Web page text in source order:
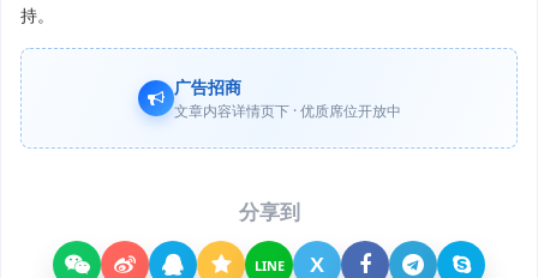
持。
广告招商
文章内容详情页下 · 优质席位开放中
分享到
LINE X